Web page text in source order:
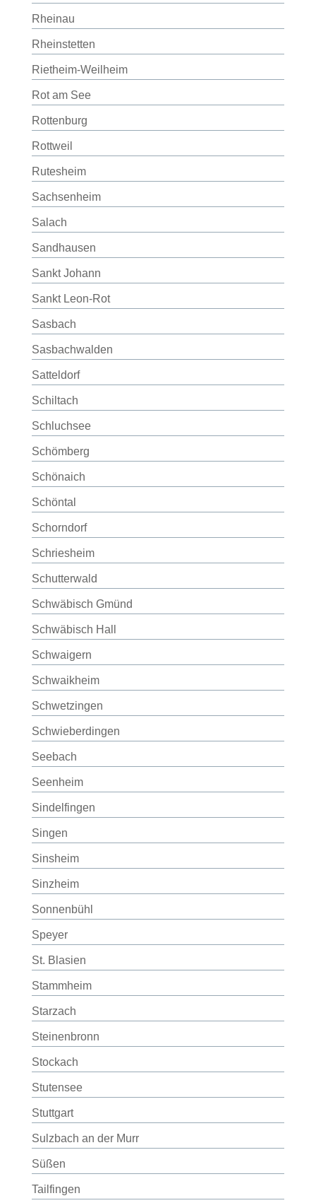
Rheinau
Rheinstetten
Rietheim-Weilheim
Rot am See
Rottenburg
Rottweil
Rutesheim
Sachsenheim
Salach
Sandhausen
Sankt Johann
Sankt Leon-Rot
Sasbach
Sasbachwalden
Satteldorf
Schiltach
Schluchsee
Schömberg
Schönaich
Schöntal
Schorndorf
Schriesheim
Schutterwald
Schwäbisch Gmünd
Schwäbisch Hall
Schwaigern
Schwaikheim
Schwetzingen
Schwieberdingen
Seebach
Seenheim
Sindelfingen
Singen
Sinsheim
Sinzheim
Sonnenbühl
Speyer
St. Blasien
Stammheim
Starzach
Steinenbronn
Stockach
Stutensee
Stuttgart
Sulzbach an der Murr
Süßen
Tailfingen